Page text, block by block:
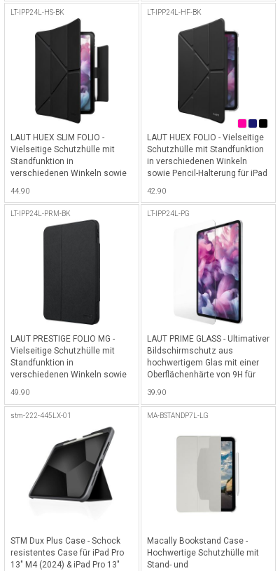
Notizenmacher für iPad Pro 13”
M4 (2024), iPad Pro 13" M5
(2025) & iPad Air 13” (2024-
2025) - Transparent
LT-IPP24L-HS-BK
LAUT HUEX SLIM FOLIO -
Vielseitige Schutzhülle mit
Standfunktion in
verschiedenen Winkeln sowie
Pro 13" M4 (2024) & iPad Pro
13" M5 (2025) - Schwarz
44.90
LT-IPP24L-HF-BK
LAUT HUEX FOLIO - Vielseitige
Schutzhülle mit Standfunktion
in verschiedenen Winkeln
sowie Pencil-Halterung für iPad
42.90
LT-IPP24L-PRM-BK
LAUT PRESTIGE FOLIO MG -
Vielseitige Schutzhülle mit
Standfunktion in
verschiedenen Winkeln sowie
Pro 13" M4 (2024) & iPad Pro
49.90
LT-IPP24L-PG
LAUT PRIME GLASS - Ultimativer
Bildschirmschutz aus
hochwertigem Glas mit einer
Oberflächenhärte von 9H für
39.90
stm-222-445LX-01
STM Dux Plus Case - Schock
resistentes Case für iPad Pro
13" M4 (2024) & iPad Pro 13"
MA-BSTANDP7L-LG
Macally Bookstand Case -
Hochwertige Schutzhülle mit
Stand- und